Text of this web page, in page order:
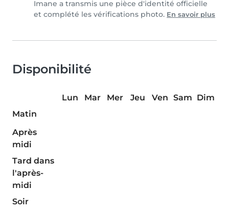
Imane a transmis une pièce d'identité officielle
et complété les vérifications photo. En savoir plus
Disponibilité
Lun Mar Mer Jeu Ven Sam Dim
Matin
Après
midi
Tard dans
l'après-
midi
Soir